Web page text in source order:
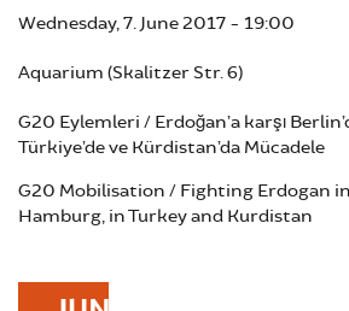
Wednesday, 7. June 2017 - 19:00
Aquarium (Skalitzer Str. 6)
G20 Eylemleri / Erdoğan’a karşı
Türkiye’de ve Kürdistan’da Mücadele
G20 Mobilisation / Fighting Erdogan
Hamburg, in Turkey and Kurdistan